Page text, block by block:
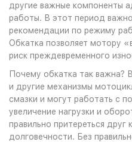
другие важные компоненты
работы. В этот период
рекомендации по режиму
Обкатка позволяет мотору
риск преждевременного
Почему обкатка так важна?
и другие механизмы
смазки и могут работать с
увеличение нагрузки и
правильно притереться друг
долговечности. Без